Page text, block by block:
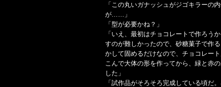
「この丸いガナッシュがジゴキラーの
が……」
「型が必要かね？」
「いえ、最初はチョコレートで作ろう
すのが難しかったので、砂糖菓子で作
かして固めるだけなので、チョコレー
こんで大体の形を作ってから、緑と赤
した」
「試作品がそろそろ完成している頃だ